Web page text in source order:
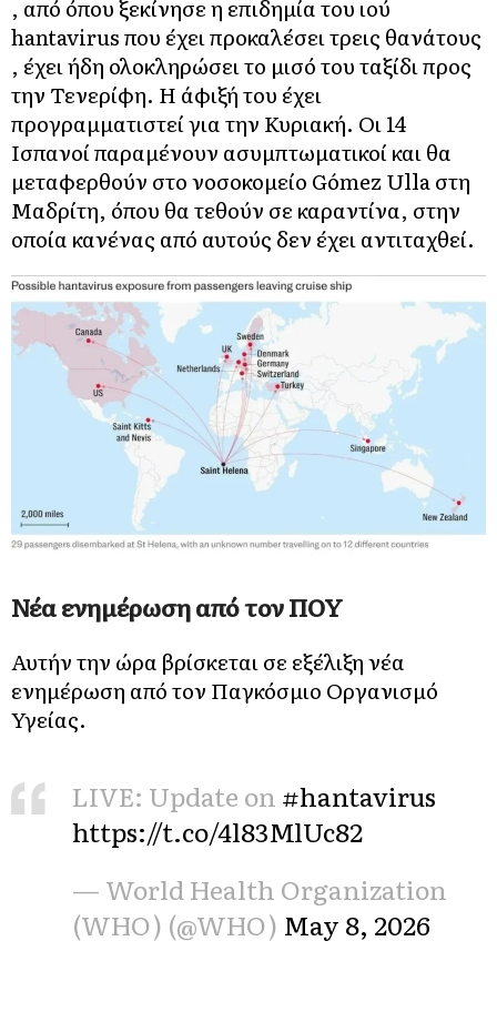
, από όπου ξεκίνησε η επιδημία του ιού
hantavirus που έχει προκαλέσει τρεις θανάτους
, έχει ήδη ολοκληρώσει το μισό του ταξίδι προς
την Τενερίφη. Η άφιξή του έχει
προγραμματιστεί για την Κυριακή. Οι 14
Ισπανοί παραμένουν ασυμπτωματικοί και θα
μεταφερθούν στο νοσοκομείο Gómez Ulla στη
Μαδρίτη, όπου θα τεθούν σε καραντίνα, στην
οποία κανένας από αυτούς δεν έχει αντιταχθεί.
Νέα ενημέρωση από τον ΠΟΥ
Αυτήν την ώρα βρίσκεται σε εξέλιξη νέα
ενημέρωση από τον Παγκόσμιο Οργανισμό
Υγείας.
LIVE: Update on #hantavirus
https://t.co/4l83MlUc82
— World Health Organization
(WHO) (@WHO) May 8, 2026